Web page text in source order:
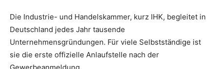
Die Industrie- und Handelskammer, kurz IHK, begleitet in
Deutschland jedes Jahr tausende
Unternehmensgründungen. Für viele Selbstständige ist
sie die erste offizielle Anlaufstelle nach der
Gewerbeanmeldung.